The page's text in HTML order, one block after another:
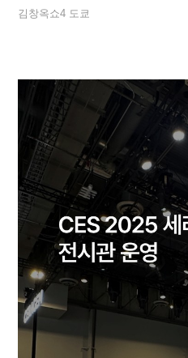
김창옥쇼4 도쿄